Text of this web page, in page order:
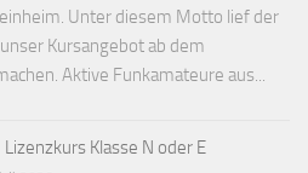
Unter diesem Motto lief der
Kursangebot ab dem
Aktive Funkamateure aus...
Lizenzkurs Klasse N oder E